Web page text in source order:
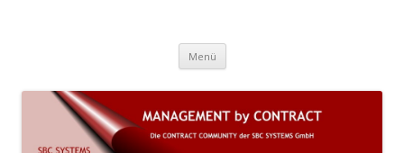
Systems GmbH
komplexe Dauerschuldverhältnisse und das Vertrags- und
Menü Zum Inhalt springen